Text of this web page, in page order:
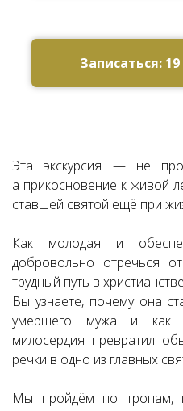
Записаться: 19
Эта экскурсия — не
а прикосновение к живой
ставшей святой ещё при
Как молодая и
добровольно отречься
трудный путь в
Вы узнаете, почему она
умершего мужа и как
милосердия превратил
речки в одно из главных
Мы пройдём по тропам,